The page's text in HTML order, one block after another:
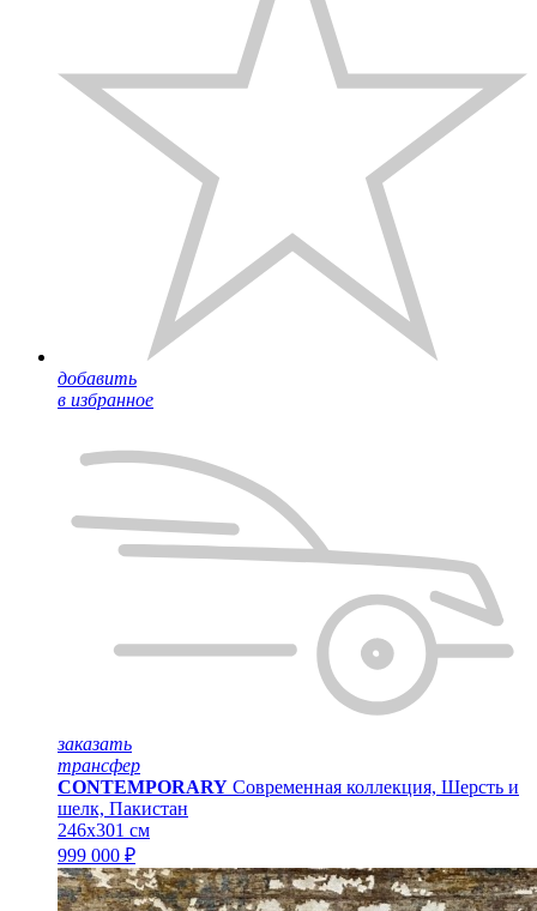
добавить
в избранное
заказать
трансфер
CONTEMPORARY Современная коллекция, Шерсть и
шелк, Пакистан
246x301 см
999 000 ₽